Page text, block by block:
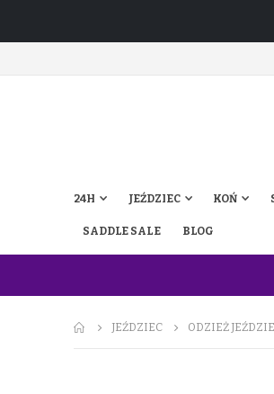
24H JEŹDZIEC KOŃ
SADDLE SALE BLOG
JEŹDZIEC ODZIEŻ